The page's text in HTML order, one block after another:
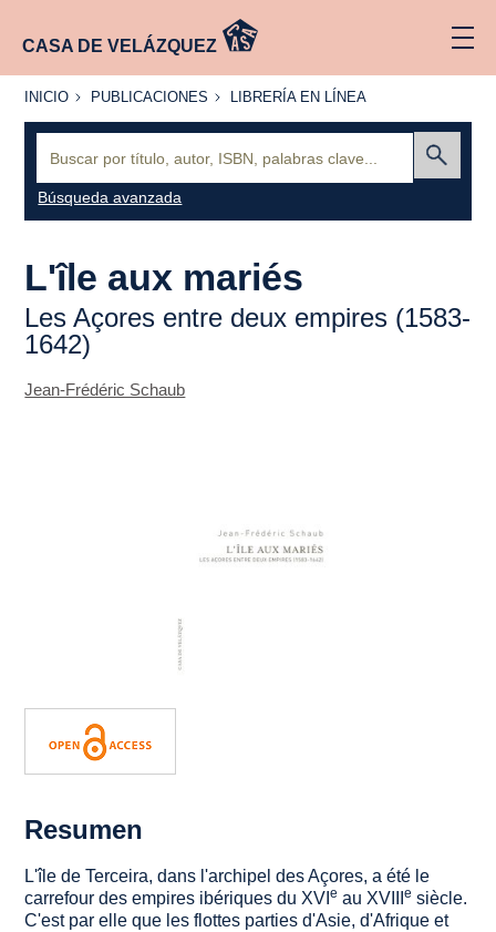
CASA DE VELÁZQUEZ
INICIO
INICIO PUBLICACIONES
PUBLICACIONES
LIBRERÍA
LÍNEA
LIBRERÍA EN LÍNEA
Búsqueda avanzada
L'île aux mariés
Les Açores entre deux empires (1583-
1642)
Jean-Frédéric Schaub
Resumen
L'île de Terceira, dans l'archipel des Açores, a été le
carrefour des empires ibériques du XVIe au XVIIIe siècle.
C'est par elle que les flottes parties d'Asie, d'Afrique et